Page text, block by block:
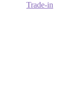
Trade-in